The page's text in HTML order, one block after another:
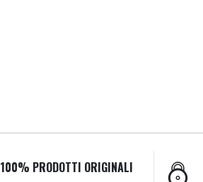
100% PRODOTTI ORIGINALI